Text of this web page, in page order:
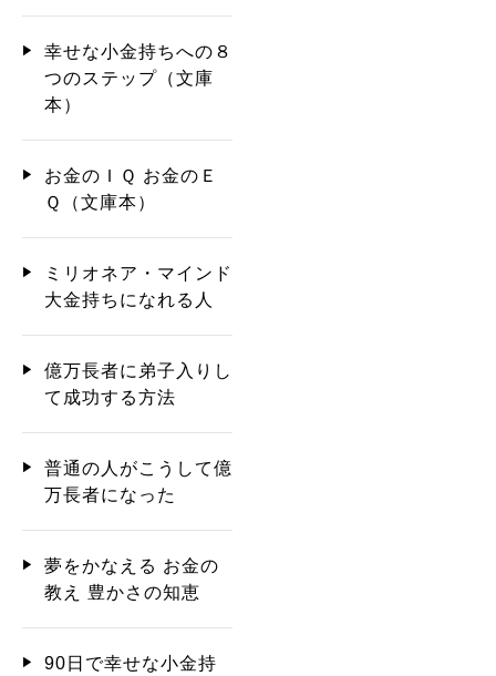
幸せな小金持ちへの８
つのステップ（文庫
本）
お金のＩＱ お金のＥ
Ｑ（文庫本）
ミリオネア・マインド
大金持ちになれる人
億万長者に弟子入りし
て成功する方法
普通の人がこうして億
万長者になった
夢をかなえる お金の
教え 豊かさの知恵
90日で幸せな小金持